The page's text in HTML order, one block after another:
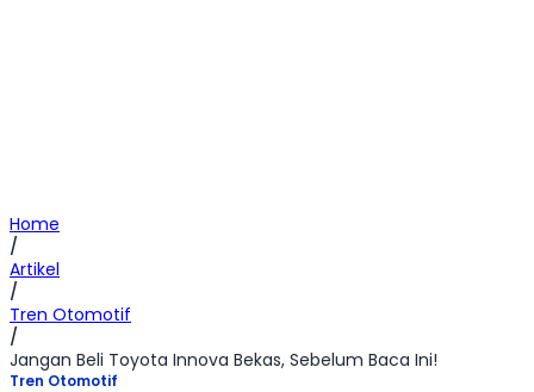
Home
/
Artikel
/
Tren Otomotif
/
Jangan Beli Toyota Innova Bekas, Sebelum Baca Ini!
Tren Otomotif